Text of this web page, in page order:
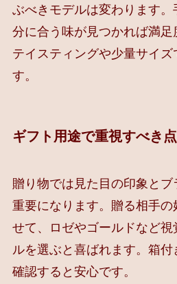
ぶべきモデルは変わります。
分に合う味が見つかれば満足
テイスティングや少量サイ
す。
ギフト用途で重視すべき点
贈り物では見た目の印象と
重要になります。贈る相手
せて、ロゼやゴールドなど視
ルを選ぶと喜ばれます。箱付
確認すると安心です。